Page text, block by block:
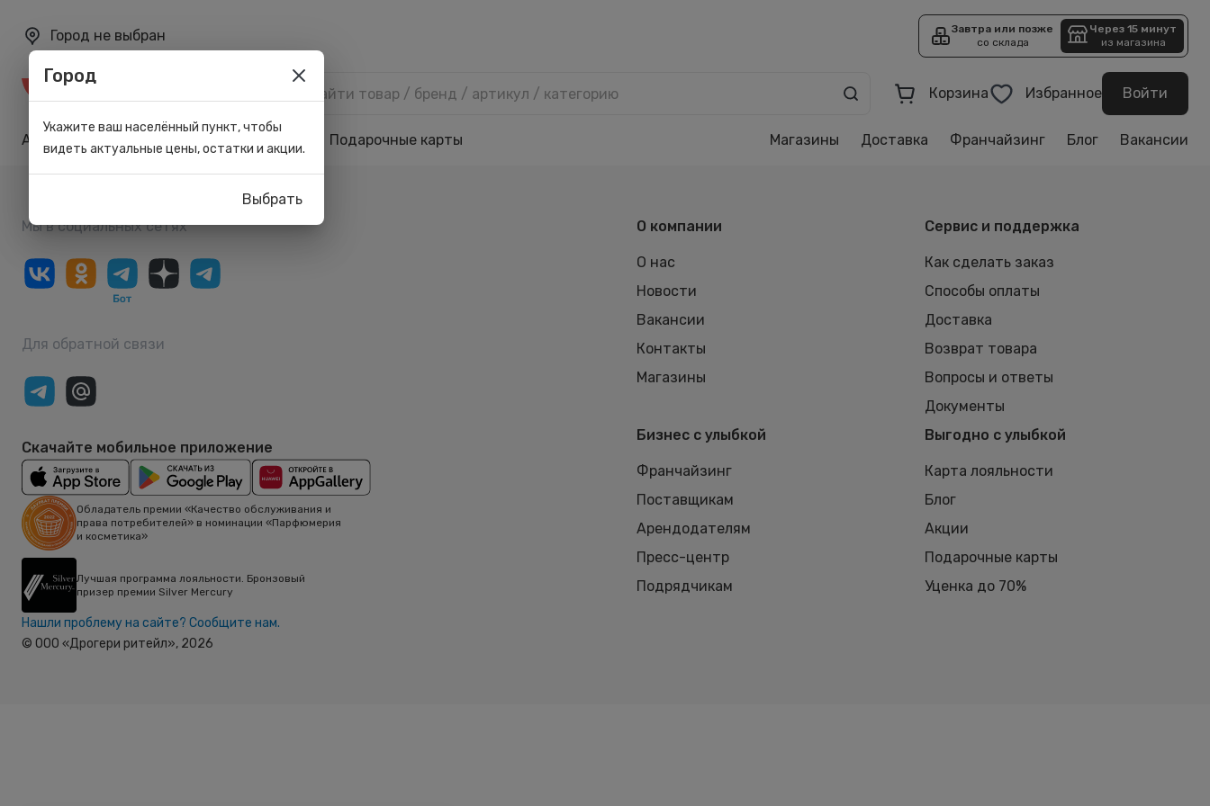
Город не выбран
Завтра или позже
со склада
Через 15 минут
из магазина
Корзина Избранное Войти
Акции Карта лояльности Подарочные карты Магазины Доставка Франчайзинг Блог Вакансии
Мы в социальных сетях
Для обратной связи
Скачайте мобильное приложение
Обладатель премии «Качество обслуживания и
права потребителей» в номинации «Парфюмерия
и косметика»
Лучшая программа лояльности. Бронзовый
призер премии Silver Mercury
Нашли проблему на сайте? Сообщите нам.
© ООО «Дрогери ритейл», 2026
О компании
О нас
Новости
Вакансии
Контакты
Магазины
Сервис и поддержка
Как сделать заказ
Способы оплаты
Доставка
Возврат товара
Вопросы и ответы
Документы
Бизнес с улыбкой
Франчайзинг
Поставщикам
Арендодателям
Пресс-центр
Подрядчикам
Выгодно с улыбкой
Карта лояльности
Блог
Акции
Подарочные карты
Уценка до 70%
Город
Укажите ваш населённый пункт, чтобы
видеть актуальные цены, остатки и акции.
Выбрать